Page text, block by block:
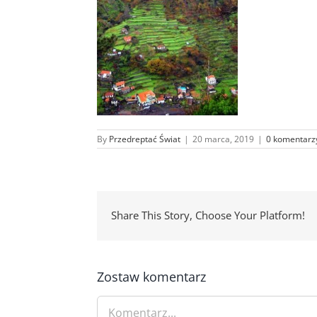
By Przedreptać Świat | 20 marca, 2019 | 0
Share This Story, Choose Your Platform!
Zostaw komentarz
Comment